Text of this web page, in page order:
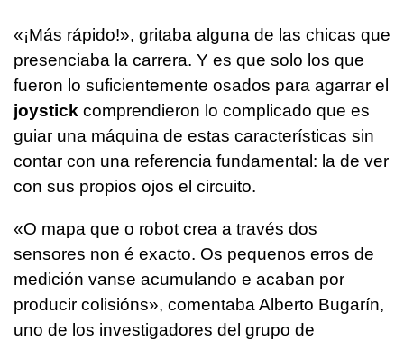
«¡Más rápido!», gritaba alguna de las chicas que
presenciaba la carrera. Y es que solo los que
fueron lo suficientemente osados para agarrar el
joystick comprendieron lo complicado que es
guiar una máquina de estas características sin
contar con una referencia fundamental: la de ver
con sus propios ojos el circuito.
«O mapa que o robot crea a través dos
sensores non é exacto. Os pequenos erros de
medición vanse acumulando e acaban por
producir colisións», comentaba Alberto Bugarín,
uno de los investigadores del grupo de